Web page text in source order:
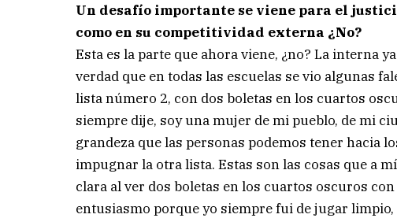
Un desafío importante se viene para el
como en su competitividad externa ¿No?
Esta es la parte que ahora viene, ¿no? La interna
verdad que en todas las escuelas se vio algunas
lista número 2, con dos boletas en los cuartos
siempre dije, soy una mujer de mi pueblo, de mi
grandeza que las personas podemos tener hacia
impugnar la otra lista. Estas son las cosas que a
clara al ver dos boletas en los cuartos oscuros
entusiasmo porque yo siempre fui de jugar